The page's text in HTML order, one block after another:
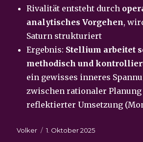
Rivalität entsteht durch
analytisches Vorgehen,
Saturn strukturiert
Ergebnis: Stellium arbeitet
methodisch und
ein gewisses inneres
zwischen rationaler
reflektierter Umsetzung
Autor
Volker
Veröffentlicht
1. Oktober 2025